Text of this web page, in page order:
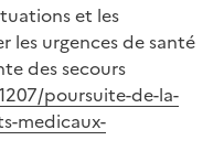
et les
les urgences de santé
des secours
poursuite-de-la-
medicaux-